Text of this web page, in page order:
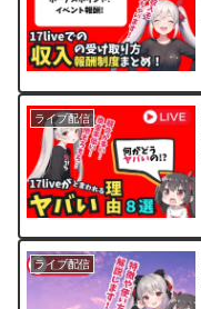
ライブ配信
ライブ配信